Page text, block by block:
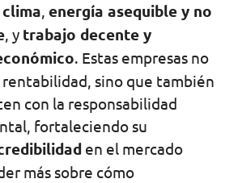
, energía asequible y no
, y trabajo decente y
. Estas empresas no
rentabilidad, sino que también
con la responsabilidad
fortaleciendo su
en el mercado
más sobre cómo